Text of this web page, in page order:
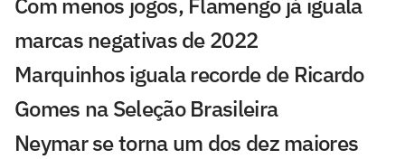
marcas negativas de 2022
Marquinhos iguala recorde de Ricardo
Gomes na Seleção Brasileira
Neymar se torna um dos dez maiores